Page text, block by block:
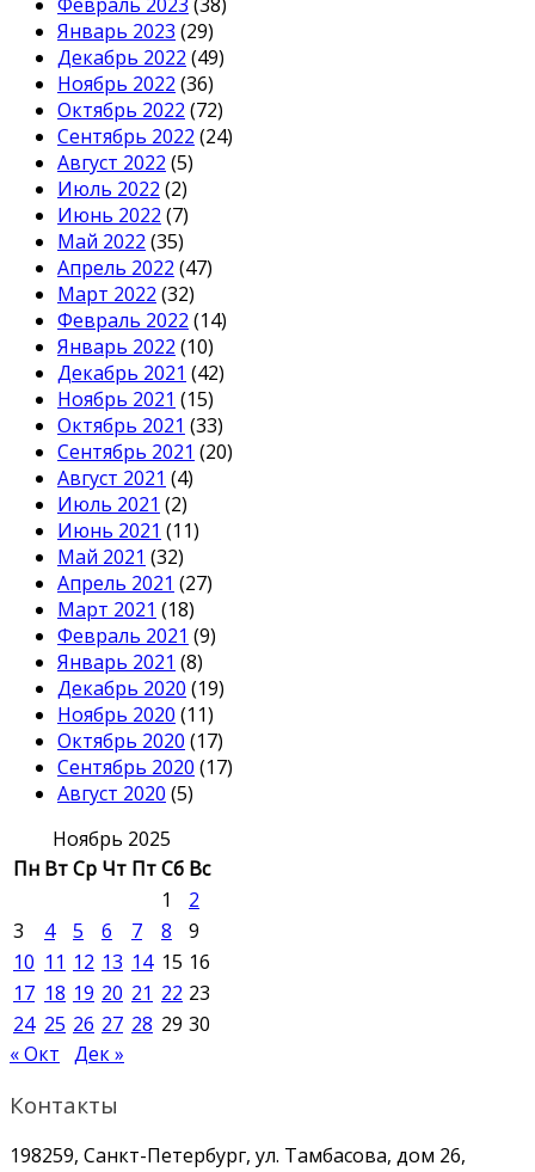
Январь 2023 (29)
Декабрь 2022 (49)
Ноябрь 2022 (36)
Октябрь 2022 (72)
Сентябрь 2022 (24)
Август 2022 (5)
Июль 2022 (2)
Июнь 2022 (7)
Май 2022 (35)
Апрель 2022 (47)
Март 2022 (32)
Февраль 2022 (14)
Январь 2022 (10)
Декабрь 2021 (42)
Ноябрь 2021 (15)
Октябрь 2021 (33)
Сентябрь 2021 (20)
Август 2021 (4)
Июль 2021 (2)
Июнь 2021 (11)
Май 2021 (32)
Апрель 2021 (27)
Март 2021 (18)
Февраль 2021 (9)
Январь 2021 (8)
Декабрь 2020 (19)
Ноябрь 2020 (11)
Октябрь 2020 (17)
Сентябрь 2020 (17)
Август 2020 (5)
Ноябрь 2025
Пн ВтСр Чт ПтСб Вс
1
2
3
4 5 6 7 8
9
10 11 12 13 14 15 16
17 18 19 20 21 22 23
24 25 26 27 28 29 30
« Окт Дек »
Контакты
198259, Санкт-Петербург, ул. Тамбасова, дом 26,